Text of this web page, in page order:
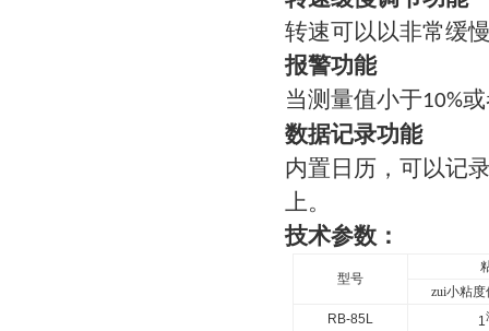
转速可以以非常缓
报警功能
当测量值小于10%
数据记录功能
内置日历，可以记
上。
技术参数：
型号
zui小粘度
RB-85L
1